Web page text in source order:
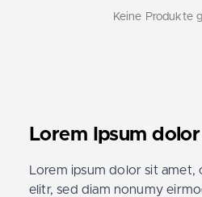
Keine Produkte
Lorem Ipsum
Lorem ipsum dolor sit amet,
elitr, sed diam nonumy